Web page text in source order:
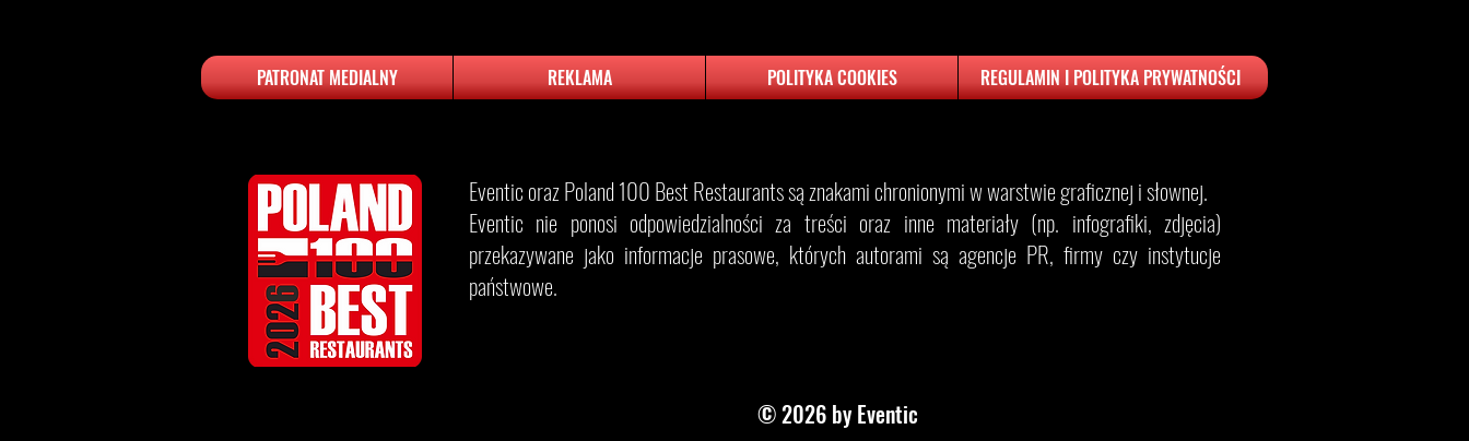
PATRONAT MEDIALNY REKLAMA REGULAMIN I POLITYKA PRYWATNOŚCI
POLITYKA COOKIES
Eventic oraz Poland 100 Best Restaurants są znakami chronionymi w warstwie graficznej i słownej.
Eventic nie ponosi odpowiedzialności za treści oraz inne materiały (np. infografiki, zdjęcia)
przekazywane jako informacje prasowe, których autorami są agencje PR, firmy czy instytucje
państwowe.
© 2026 by Eventic